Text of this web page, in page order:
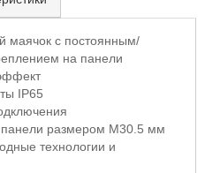
маячок с постоянным/
на панели
IP65
панели размером M30.5 мм
технологии и